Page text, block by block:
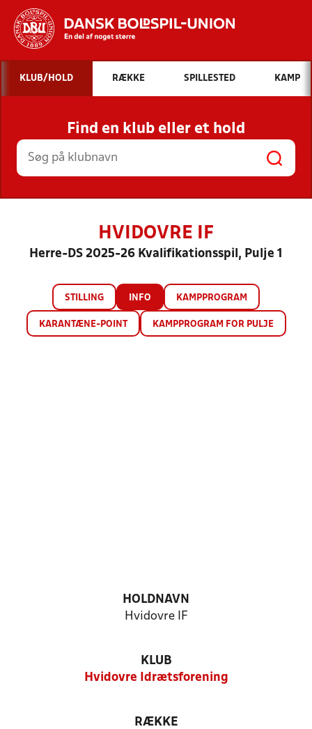
Hvad vil du søge efter?
INDHOLD OG NYHEDER
STILLINGER, RESULTATER, KLUBBER OG
HOLD
KLUB/HOLD RÆKKE SPILLESTED KAMP
Find en klub eller et hold
HVIDOVRE IF
Herre-DS 2025-26 Kvalifikationsspil, Pulje 1
STILLING INFO KAMPPROGRAM
KARANTÆNE-POINT KAMPPROGRAM FOR PULJE
HOLDNAVN
Hvidovre IF
KLUB
Hvidovre Idrætsforening
RÆKKE